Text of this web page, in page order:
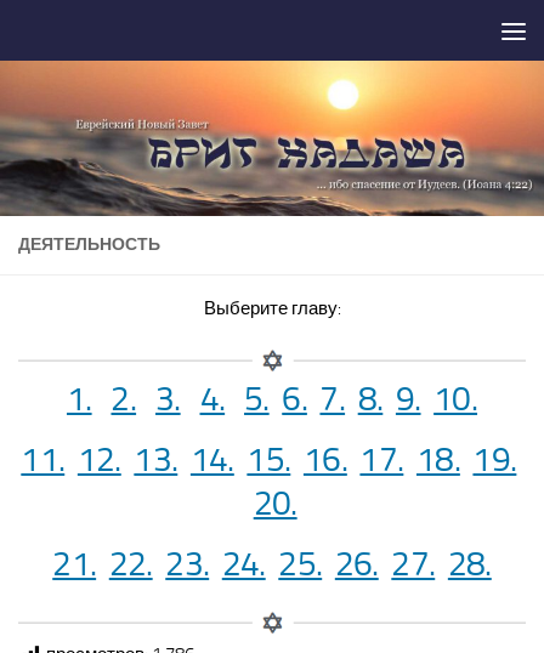
ДЕЯТЕЛЬНОСТЬ
Выберите главу:
1. 2. 3. 4. 5. 6. 7. 8. 9. 10.
11. 12. 13. 14. 15. 16. 17. 18. 19.
20.
21. 22. 23. 24. 25. 26. 27. 28.